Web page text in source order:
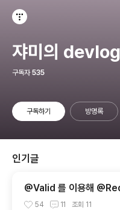
쟈미의 devlog
구독자 535
구독하기 방명록
인기글
@Valid 를 이용해
검증하기 | Validating
54 11 조회 11